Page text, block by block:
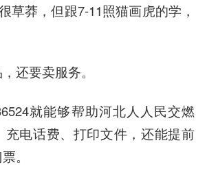
草莽，但跟7-11照猫画虎的学，
还要卖服务。
就能够帮助河北人人民交燃
充电话费、打印文件，还能提前
。